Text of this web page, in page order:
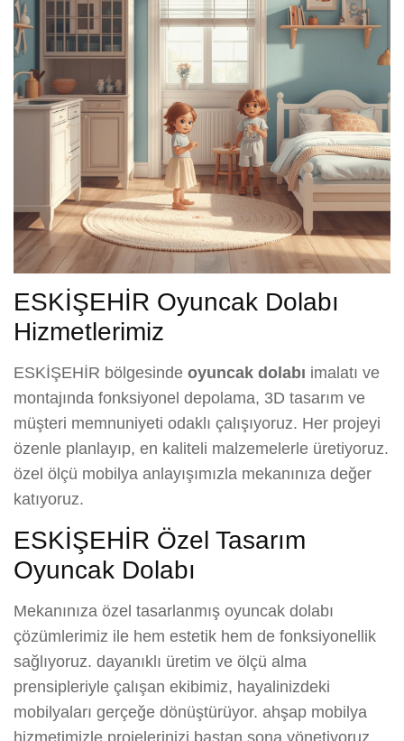
ESKİŞEHİR Oyuncak Dolabı
Hizmetlerimiz
ESKİŞEHİR bölgesinde oyuncak dolabı imalatı ve
montajında fonksiyonel depolama, 3D tasarım ve
müşteri memnuniyeti odaklı çalışıyoruz. Her projeyi
özenle planlayıp, en kaliteli malzemelerle üretiyoruz.
özel ölçü mobilya anlayışımızla mekanınıza değer
katıyoruz.
ESKİŞEHİR Özel Tasarım
Oyuncak Dolabı
Mekanınıza özel tasarlanmış oyuncak dolabı
çözümlerimiz ile hem estetik hem de fonksiyonellik
sağlıyoruz. dayanıklı üretim ve ölçü alma
prensipleriyle çalışan ekibimiz, hayalinizdeki
mobilyaları gerçeğe dönüştürüyor. ahşap mobilya
hizmetimizle projelerinizi baştan sona yönetiyoruz.